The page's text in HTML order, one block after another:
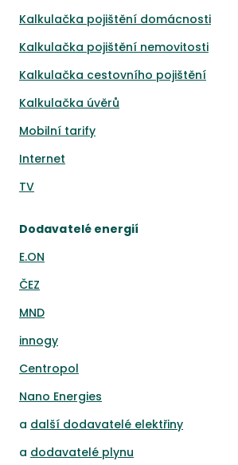
Kalkulačka pojištění domácnosti
Kalkulačka pojištění nemovitosti
Kalkulačka cestovního pojištění
Kalkulačka úvěrů
Mobilní tarify
Internet
TV
Dodavatelé energií
E.ON
ČEZ
MND
innogy
Centropol
Nano Energies
a další dodavatelé elektřiny
a dodavatelé plynu